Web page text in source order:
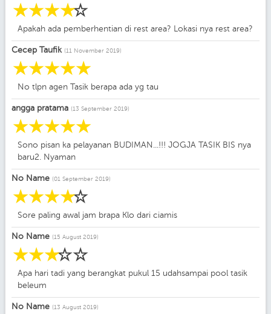
☆
☆
☆
☆
☆
Apakah ada pemberhentian di rest area? Lokasi nya rest area?
Cecep Taufik (11 November 2019)
☆
☆
☆
☆
☆
No tlpn agen Tasik berapa ada yg tau
angga pratama (13 September 2019)
☆
☆
☆
☆
☆
Sono pisan ka pelayanan BUDIMAN...!!! JOGJA TASIK BIS nya
baru2. Nyaman
No Name (01 September 2019)
☆
☆
☆
☆
☆
Sore paling awal jam brapa Klo dari ciamis
No Name (15 August 2019)
☆
☆
☆
☆
☆
Apa hari tadi yang berangkat pukul 15 udahsampai pool tasik
beleum
No Name (13 August 2019)